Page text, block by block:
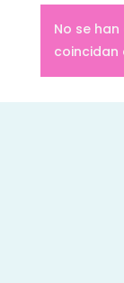
No se
coincidan